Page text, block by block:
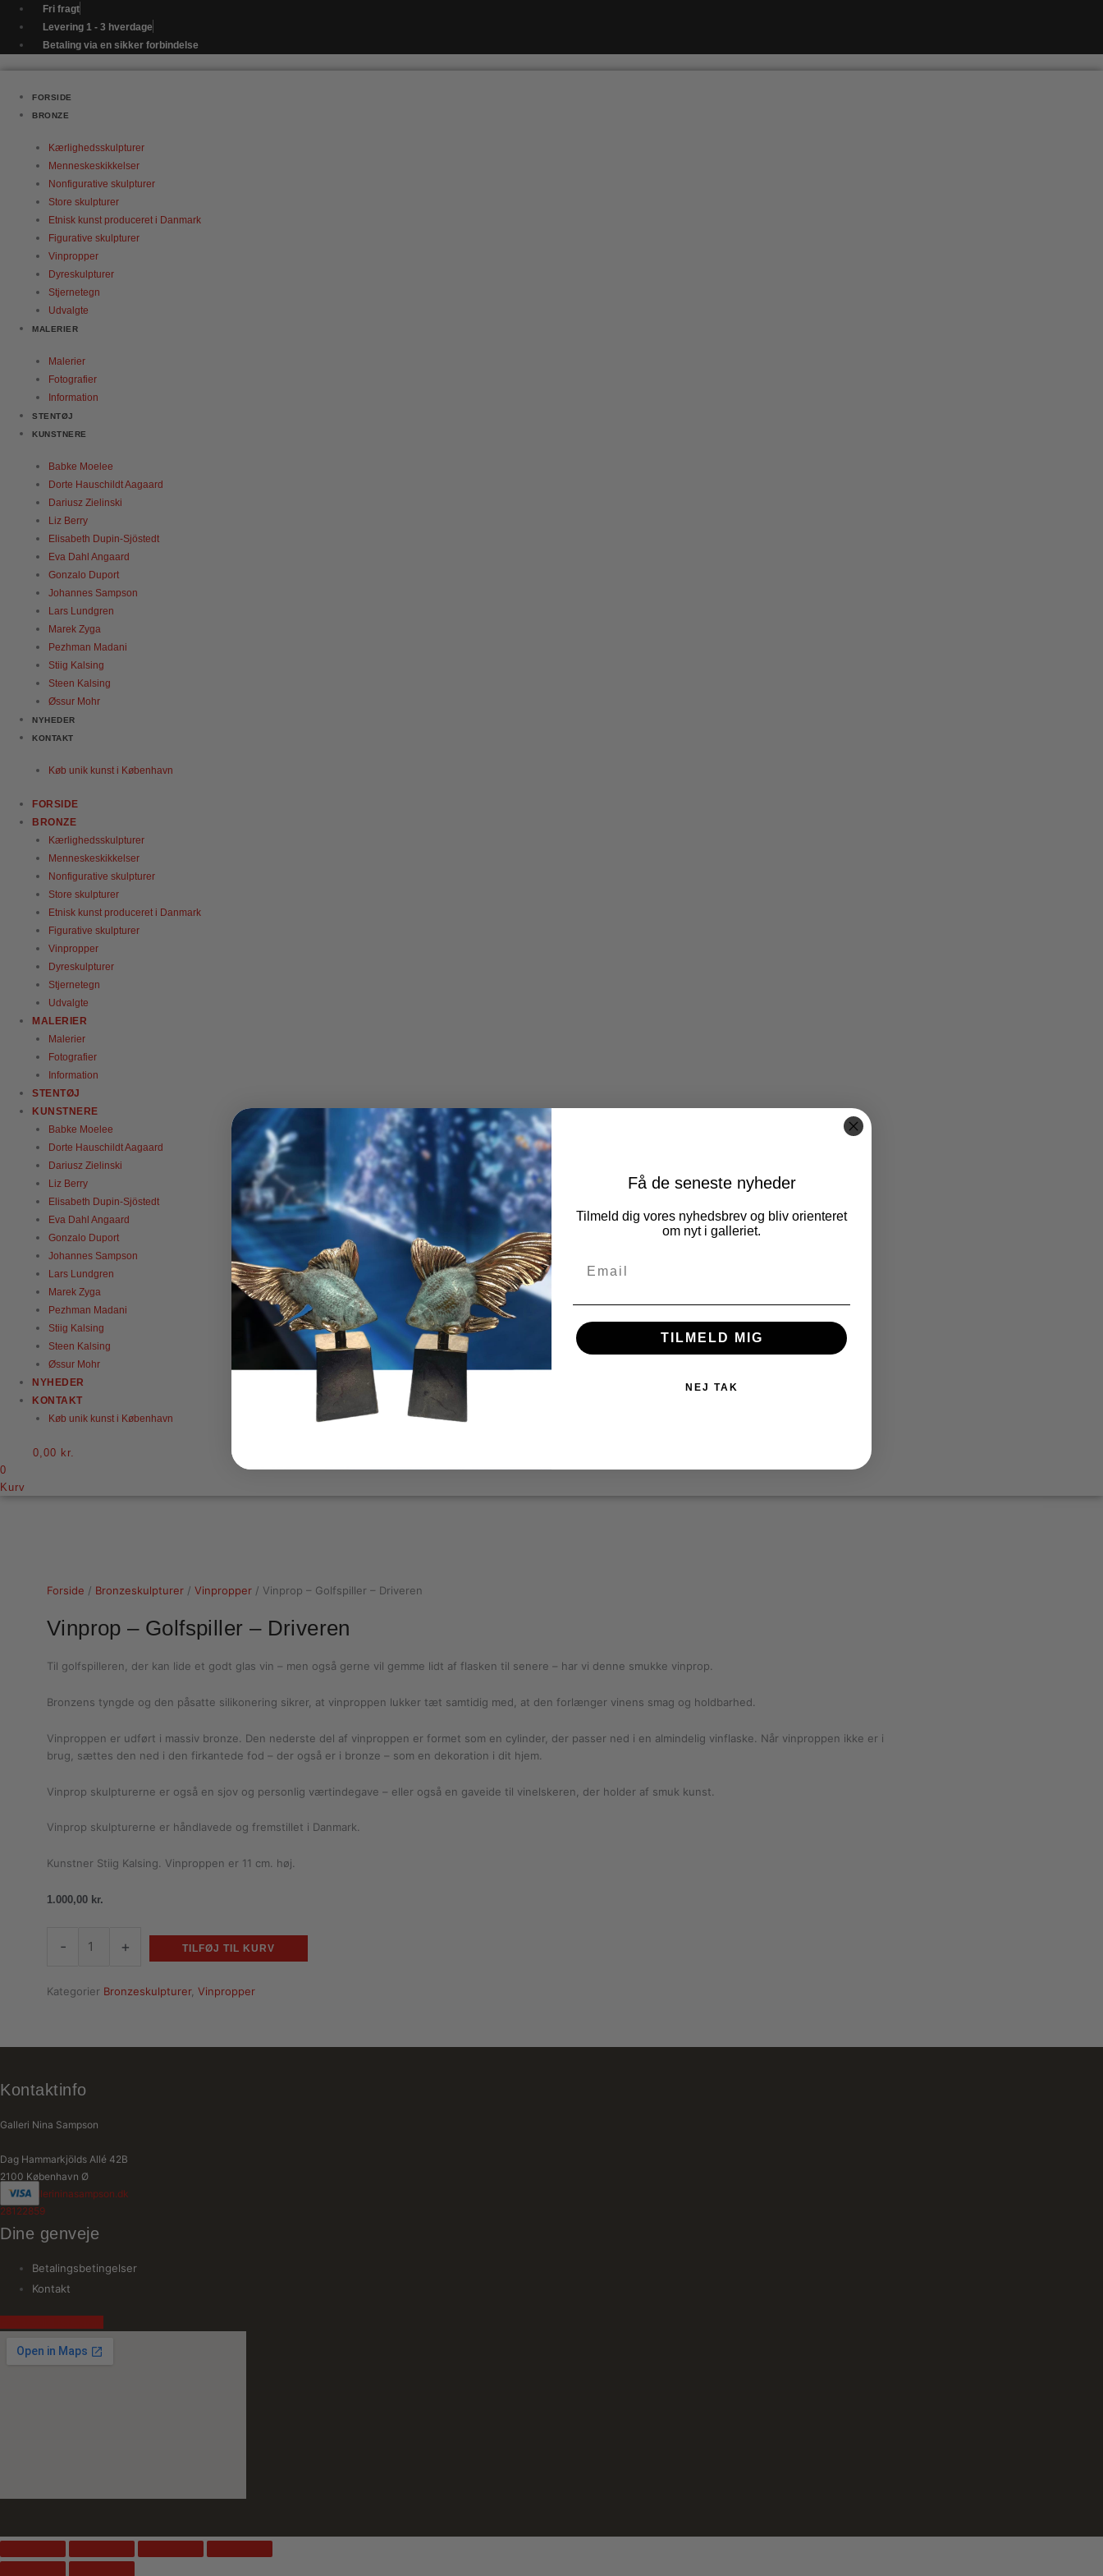
indholdet
Fri fragt
Levering 1 - 3 hverdage
Betaling via en sikker forbindelse
FORSIDE
BRONZE
Kærlighedsskulpturer
Menneskeskikkelser
Nonfigurative skulpturer
Store skulpturer
Etnisk kunst produceret i Danmark
Figurative skulpturer
Vinpropper
Dyreskulpturer
Stjernetegn
Udvalgte
MALERIER
Malerier
Fotografier
Information
STENTØJ
KUNSTNERE
Babke Moelee
Dorte Hauschildt Aagaard
Dariusz Zielinski
Liz Berry
Elisabeth Dupin-Sjöstedt
Eva Dahl Angaard
Gonzalo Duport
Johannes Sampson
Lars Lundgren
Marek Zyga
Pezhman Madani
Stiig Kalsing
Steen Kalsing
Øssur Mohr
NYHEDER
KONTAKT
Køb unik kunst i København
FORSIDE
BRONZE
Kærlighedsskulpturer
Menneskeskikkelser
Nonfigurative skulpturer
Store skulpturer
Etnisk kunst produceret i Danmark
Figurative skulpturer
Vinpropper
Dyreskulpturer
Stjernetegn
Udvalgte
MALERIER
Malerier
Fotografier
Information
STENTØJ
KUNSTNERE
Babke Moelee
Dorte Hauschildt Aagaard
Dariusz Zielinski
Liz Berry
Elisabeth Dupin-Sjöstedt
Eva Dahl Angaard
Gonzalo Duport
Johannes Sampson
Lars Lundgren
Marek Zyga
Pezhman Madani
Stiig Kalsing
Steen Kalsing
Øssur Mohr
NYHEDER
KONTAKT
Køb unik kunst i København
0,00 kr.
0
Kurv
Forside / Bronzeskulpturer / Vinpropper / Vinprop – Golfspiller – Driveren
Vinprop – Golfspiller – Driveren
Til golfspilleren, der kan lide et godt glas vin – men også gerne vil gemme lidt af flasken til senere – har vi denne smukke vinprop.
Bronzens tyngde og den påsatte silikonering sikrer, at vinproppen lukker tæt samtidig med, at den forlænger vinens smag og holdbarhed.
Vinproppen er udført i massiv bronze. Den nederste del af vinproppen er formet som en cylinder, der passer ned i en almindelig vinflaske. Når vinproppen ikke er i
brug, sættes den ned i den firkantede fod – der også er i bronze – som en dekoration i dit hjem.
Vinprop skulpturerne er også en sjov og personlig værtindegave – eller også en gaveide til vinelskeren, der holder af smuk kunst.
Vinprop skulpturerne er håndlavede og fremstillet i Danmark.
Kunstner Stiig Kalsing. Vinproppen er 11 cm. høj.
1.000,00 kr.
-
Vinprop
-
Golfspiller
antal
+ TILFØJ TIL KURV
Kategorier Bronzeskulpturer, Vinpropper
Kontaktinfo
Galleri Nina Sampson
Dag Hammarkjölds Allé 42B
2100 København Ø
info@gallerininasampson.dk
28122859
Dine genveje
Betalingsbetingelser
Kontakt
Få de seneste nyheder
Tilmeld dig vores nyhedsbrev og bliv orienteret
om nyt i galleriet.
TILMELD MIG
NEJ TAK